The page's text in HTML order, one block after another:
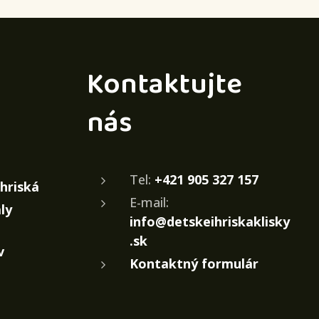
Kontaktujte
nás
Tel: +421 905 327 157
E-mail:
info@detskeihriskaklisky
.sk
Kontaktný formulár